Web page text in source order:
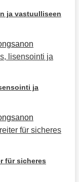
ja vastuulliseen
ja
für sicheres